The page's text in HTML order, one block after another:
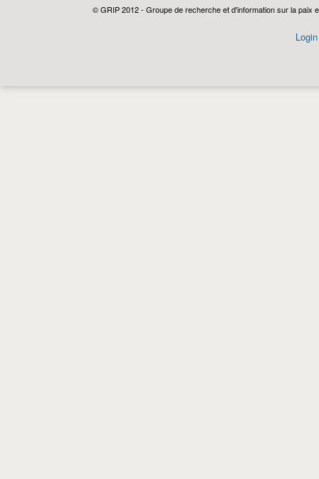
© GRIP 2012 - Groupe de recherche et d'information sur la paix
Login